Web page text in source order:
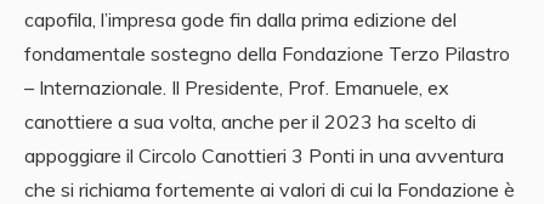
capofila, l’impresa gode fin dalla prima edizione del
fondamentale sostegno della Fondazione Terzo Pilastro
– Internazionale. Il Presidente, Prof. Emanuele, ex
canottiere a sua volta, anche per il 2023 ha scelto di
appoggiare il Circolo Canottieri 3 Ponti in una avventura
che si richiama fortemente ai valori di cui la Fondazione è